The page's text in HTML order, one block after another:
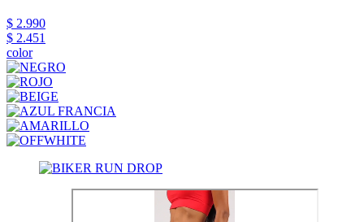
$ 2.990
$ 2.451
color